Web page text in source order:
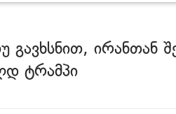
გავხსნით, ირანთან
ტრამპი